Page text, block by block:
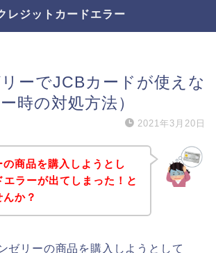
レジットカードエラー
ーでJCBカードが使えな
時の対処方法）
2021年3月20日
商品を購入しようとし
ラーが出てしまった！と
か？
ゼリーの商品を購入しようとして